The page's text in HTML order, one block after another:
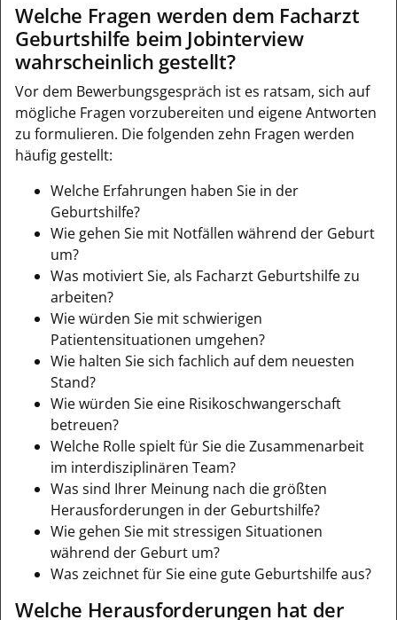
Welche Fragen werden dem Facharzt
Geburtshilfe beim Jobinterview
wahrscheinlich gestellt?
Vor dem Bewerbungsgespräch ist es ratsam, sich auf
mögliche Fragen vorzubereiten und eigene Antworten
zu formulieren. Die folgenden zehn Fragen werden
häufig gestellt:
Welche Erfahrungen haben Sie in der
Geburtshilfe?
Wie gehen Sie mit Notfällen während der Geburt
um?
Was motiviert Sie, als Facharzt Geburtshilfe zu
arbeiten?
Wie würden Sie mit schwierigen
Patientensituationen umgehen?
Wie halten Sie sich fachlich auf dem neuesten
Stand?
Wie würden Sie eine Risikoschwangerschaft
betreuen?
Welche Rolle spielt für Sie die Zusammenarbeit
im interdisziplinären Team?
Was sind Ihrer Meinung nach die größten
Herausforderungen in der Geburtshilfe?
Wie gehen Sie mit stressigen Situationen
während der Geburt um?
Was zeichnet für Sie eine gute Geburtshilfe aus?
Welche Herausforderungen hat der